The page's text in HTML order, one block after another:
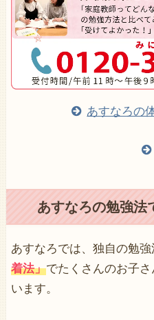
あすなろの
あすなろの勉強法
あすなろでは、独自の勉強
着法」でたくさんのお子
います。